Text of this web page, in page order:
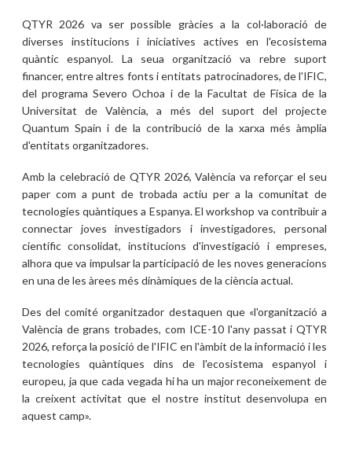
QTYR 2026 va ser possible gràcies a la col·laboració de
diverses institucions i iniciatives actives en l'ecosistema
quàntic espanyol. La seua organització va rebre suport
financer, entre altres fonts i entitats patrocinadores, de l'IFIC,
del programa Severo Ochoa i de la Facultat de Física de la
Universitat de València, a més del suport del projecte
Quantum Spain i de la contribució de la xarxa més àmplia
d'entitats organitzadores.
Amb la celebració de QTYR 2026, València va reforçar el seu
paper com a punt de trobada actiu per a la comunitat de
tecnologies quàntiques a Espanya. El workshop va contribuir a
connectar joves investigadors i investigadores, personal
científic consolidat, institucions d'investigació i empreses,
alhora que va impulsar la participació de les noves generacions
en una de les àrees més dinàmiques de la ciència actual.
Des del comité organitzador destaquen que «l'organització a
València de grans trobades, com ICE-10 l'any passat i QTYR
2026, reforça la posició de l'IFIC en l'àmbit de la informació i les
tecnologies quàntiques dins de l'ecosistema espanyol i
europeu, ja que cada vegada hi ha un major reconeixement de
la creixent activitat que el nostre institut desenvolupa en
aquest camp».